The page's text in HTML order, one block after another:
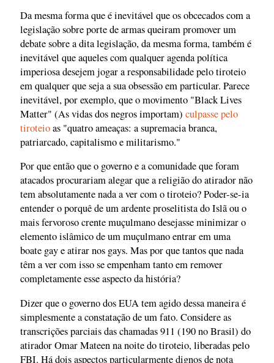
Da mesma forma que é inevitável que os obcecados com a
legislação sobre porte de armas queiram promover um
debate sobre a dita legislação, da mesma forma, também é
inevitável que aqueles com qualquer agenda política
imperiosa desejem jogar a responsabilidade pelo tiroteio
em qualquer que seja a sua obsessão em particular. Parece
inevitável, por exemplo, que o movimento "Black Lives
Matter" (As vidas dos negros importam) culpasse pelo
tiroteioas "quatro ameaças: a supremacia branca,
patriarcado, capitalismo e militarismo."
Por que então que o governo e a comunidade que foram
atacados procurariam alegar que a religião do atirador não
tem absolutamente nada a ver com o tiroteio? Poder-se-ia
entender o porquê de um ardente proselitista do Islã ou o
mais fervoroso crente muçulmano desejasse minimizar o
elemento islâmico de um muçulmano entrar em uma
boate gay e atirar nos gays. Mas por que tantos que nada
têm a ver com isso se empenham tanto em remover
completamente esse aspecto da história?
Dizer que o governo dos EUA tem agido dessa maneira é
simplesmente a constatação de um fato. Considere as
transcrições parciais das chamadas 911 (190 no Brasil) do
atirador Omar Mateen na noite do tiroteio, liberadas pelo
FBI. Há dois aspectos particularmente dignos de nota